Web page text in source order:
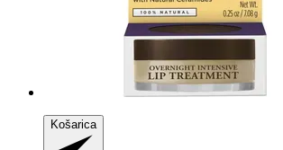
Košarica